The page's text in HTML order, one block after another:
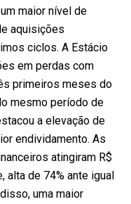
maior nível de
aquisições
ciclos. A Estácio
em perdas com
primeiros meses do
mesmo período de
a elevação de
endividamento. As
atingiram R$
alta de 74% ante igual
uma maior